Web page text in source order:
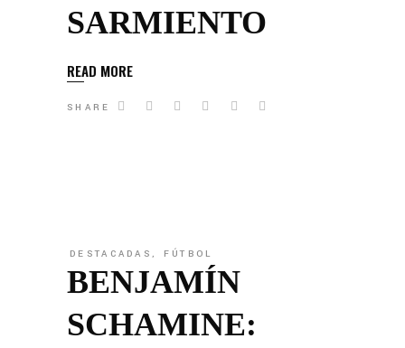
SARMIENTO
READ MORE
SHARE
DESTACADAS, FÚTBOL
BENJAMÍN
SCHAMINE: